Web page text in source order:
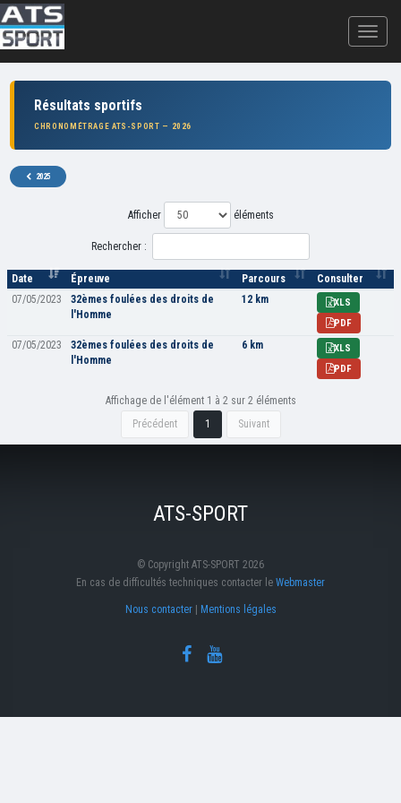
Résultats sportifs
CHRONOMÉTRAGE ATS-SPORT — 2026
2025
Afficher éléments
Rechercher :
Date Épreuve Parcours
Consulter
07/05/2023
32èmes foulées des droits de
l'Homme
12 km
XLS
PDF
07/05/2023
32èmes foulées des droits de
l'Homme
6 km
XLS
PDF
Affichage de l'élément 1 à 2 sur 2 éléments
Précédent
1 Suivant
ATS-SPORT
© Copyright ATS-SPORT 2026
En cas de difficultés techniques contacter le Webmaster
Nous contacter| Mentions légales